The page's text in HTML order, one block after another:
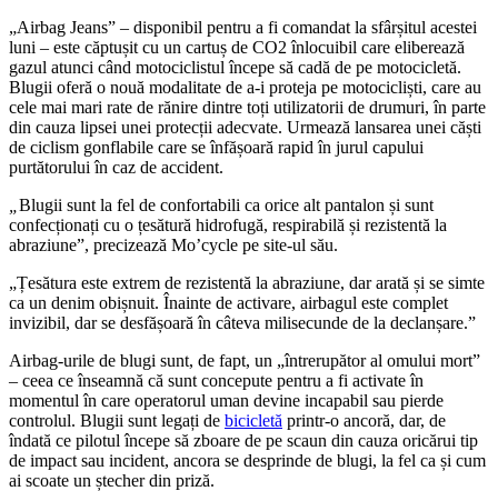
„Airbag Jeans” – disponibil pentru a fi comandat la sfârșitul acestei
luni – este căptușit cu un cartuș de CO2 înlocuibil care eliberează
gazul atunci când motociclistul începe să cadă de pe motocicletă.
Blugii oferă o nouă modalitate de a-i proteja pe motocicliști, care au
cele mai mari rate de rănire dintre toți utilizatorii de drumuri, în parte
din cauza lipsei unei protecții adecvate. Urmează lansarea unei căști
de ciclism gonflabile care se înfășoară rapid în jurul capului
purtătorului în caz de accident.
Blugii sunt la fel de confortabili ca orice alt pantalon și sunt
confecționați cu o țesătură hidrofugă, respirabilă și rezistentă la
abraziune”, precizează Mo’cycle pe site-ul său.
„Țesătura este extrem de rezistentă la abraziune, dar arată și se simte
ca un denim obișnuit. Înainte de activare, airbagul este complet
invizibil, dar se desfășoară în câteva milisecunde de la declanșare.”
Airbag-urile de blugi sunt, de fapt, un „întrerupător al omului mort”
– ceea ce înseamnă că sunt concepute pentru a fi activate în
momentul în care operatorul uman devine incapabil sau pierde
controlul. Blugii sunt legați de bicicletă printr-o ancoră, dar, de
îndată ce pilotul începe să zboare de pe scaun din cauza oricărui tip
de impact sau incident, ancora se desprinde de blugi, la fel ca și cum
ai scoate un ștecher din priză.